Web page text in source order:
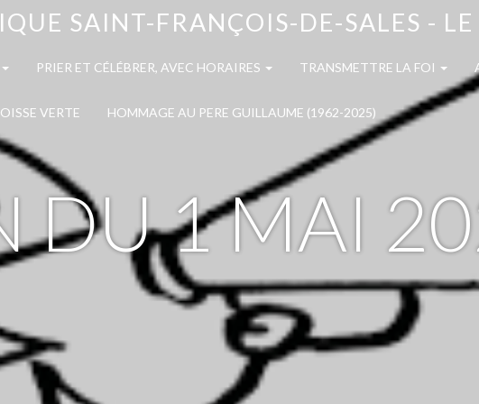
SAINT-FRANÇOIS-DE-SALES -
PRIER ET CÉLÉBRER, AVEC HORAIRES TRANSMETTRE LA FOI
VERTE HOMMAGE AU PERE GUILLAUME (1962-2025)
DU 1 MAI